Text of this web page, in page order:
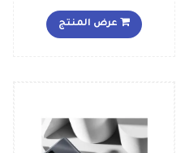
لون أسود كروس
عرض المنتج